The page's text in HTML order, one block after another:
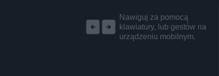
Nawiguj za pomocą
klawiatury, lub gestów na
urządzeniu mobilnym.